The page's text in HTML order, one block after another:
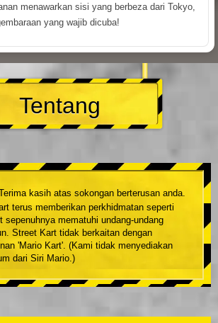
menawarkan sisi yang berbeza dari Tokyo,
yang wajib dicuba!
Tentang
kasih atas sokongan berterusan anda.
terus memberikan perkhidmatan seperti
sepenuhnya mematuhi undang-undang
Street Kart tidak berkaitan dengan
'Mario Kart'. (Kami tidak menyediakan
dari Siri Mario.)